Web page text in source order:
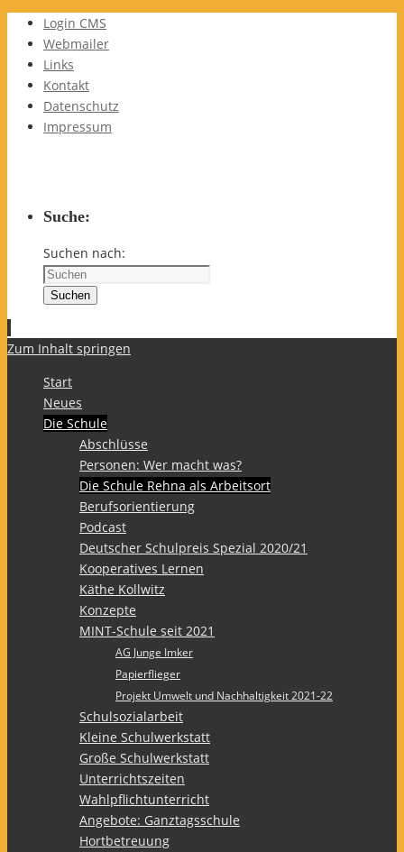
Login CMS
Webmailer
Links
Kontakt
Datenschutz
Impressum
Suche:
Suchen nach:
Suchen
Zum Inhalt springen
Start
Neues
Die Schule
Abschlüsse
Personen: Wer macht was?
Die Schule Rehna als Arbeitsort
Berufsorientierung
Podcast
Deutscher Schulpreis Spezial 2020/21
Kooperatives Lernen
Käthe Kollwitz
Konzepte
MINT-Schule seit 2021
AG Junge Imker
Papierflieger
Projekt Umwelt und Nachhaltigkeit 2021-22
Schulsozialarbeit
Kleine Schulwerkstatt
Große Schulwerkstatt
Unterrichtszeiten
Wahlpflichtunterricht
Angebote: Ganztagsschule
Hortbetreuung